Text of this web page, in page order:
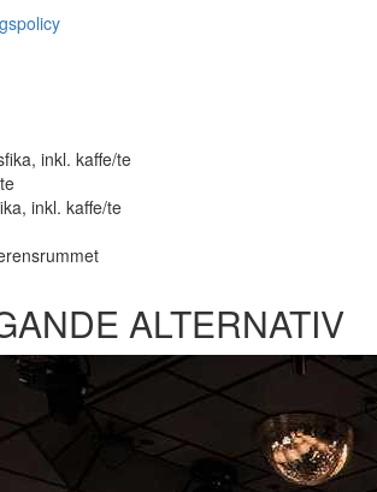
inkl. kaffe/te
inkl. kaffe/te
ALTERNATIV